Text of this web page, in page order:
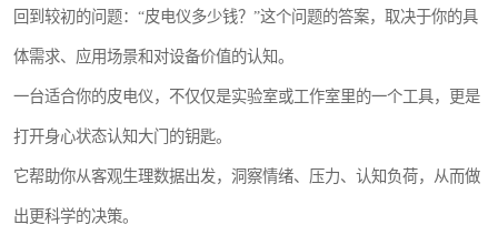
回到较初的问题：“皮电仪多少钱？”这个问题的答案，取决于你的具
体需求、应用场景和对设备价值的认知。
一台适合你的皮电仪，不仅仅是实验室或工作室里的一个工具，更是
打开身心状态认知大门的钥匙。
它帮助你从客观生理数据出发，洞察情绪、压力、认知负荷，从而做
出更科学的决策。